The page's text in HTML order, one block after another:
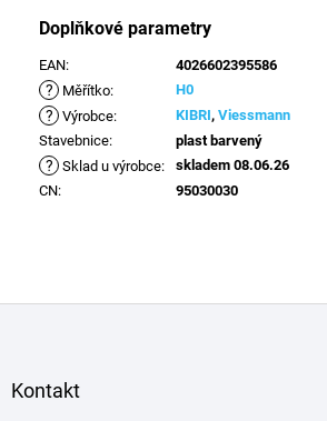
Doplňkové parametry
EAN: 4026602395586
? Měřítko: H0
? Výrobce: KIBRI, Viessmann
Stavebnice: plast barvený
? Sklad u výrobce:
skladem 08.06.26
CN: 95030030
Kontakt